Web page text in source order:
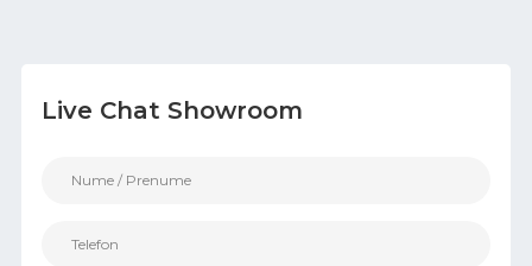
Live Chat Showroom